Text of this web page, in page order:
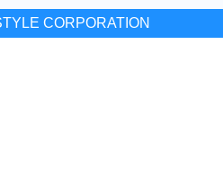
CORPORATION